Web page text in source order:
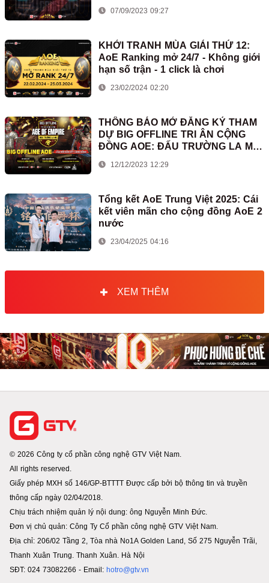
07/09/2023 09:27
KHỞI TRANH MÙA GIẢI THỨ 12:
AoE Ranking mở 24/7 - Không giới
hạn số trận - 1 click là chơi
23/02/2024 02:20
THÔNG BÁO MỞ ĐĂNG KÝ THAM
DỰ BIG OFFLINE TRI ÂN CỘNG
ĐỒNG AOE: ĐẤU TRƯỜNG LA MÃ
2023
12/12/2023 12:29
Tổng kết AoE Trung Việt 2025: Cái
kết viên mãn cho cộng đồng AoE 2
nước
23/04/2025 04:16
XEM THÊM
© 2026 Công ty cổ phần công nghệ GTV Việt Nam.
All rights reserved.
Giấy phép MXH số 146/GP-BTTTT Được cấp bởi bộ thông tin và truyền
thông cấp ngày 02/04/2018.
Chịu trách nhiệm quản lý nội dung: ông Nguyễn Minh Đức.
Đơn vị chủ quản: Công Ty Cổ phần công nghệ GTV Việt Nam.
Địa chỉ: 206/02 Tầng 2, Tòa nhà No1A Golden Land, Số 275 Nguyễn Trãi,
Thanh Xuân Trung. Thanh Xuân. Hà Nội
SĐT: 024 73082266 - Email: hotro@gtv.vn